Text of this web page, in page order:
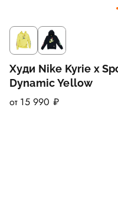
Худи Nike Kyrie x
Dynamic Yellow
от 15 990 ₽